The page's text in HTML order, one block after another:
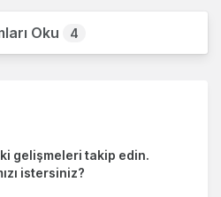
Oku 4
gelişmeleri takip edin.
istersiniz?